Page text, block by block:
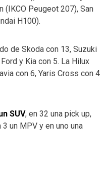
(IKCO Peugeot 207), San
H100).
de Skoda con 13, Suzuki
y Kia con 5. La Hilux
con 6, Yaris Cross con 4
SUV, en 32 una pick up,
un MPV y en uno una